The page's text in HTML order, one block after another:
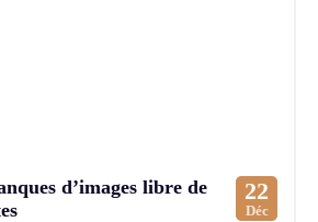
d’images libre de
22
Déc